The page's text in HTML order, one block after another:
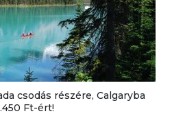
csodás részére, Calgaryba
Ft-ért!